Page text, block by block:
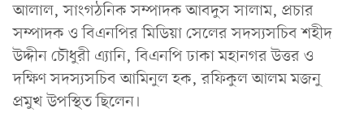
আলাল, সাংগঠনিক সম্পাদক আবদুস সালাম, প্রচার
সম্পাদক ও বিএনপির মিডিয়া সেলের সদস্যসচিব শহীদ
উদ্দীন চৌধুরী এ্যানি, বিএনপি ঢাকা মহানগর উত্তর ও
দক্ষিণ সদস্যসচিব আমিনুল হক, রফিকুল আলম মজনু
প্রমুখ উপস্থিত ছিলেন।